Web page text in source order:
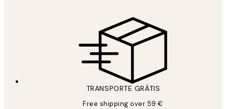
TRANSPORTE GRÁTIS
Free shipping over 59 €